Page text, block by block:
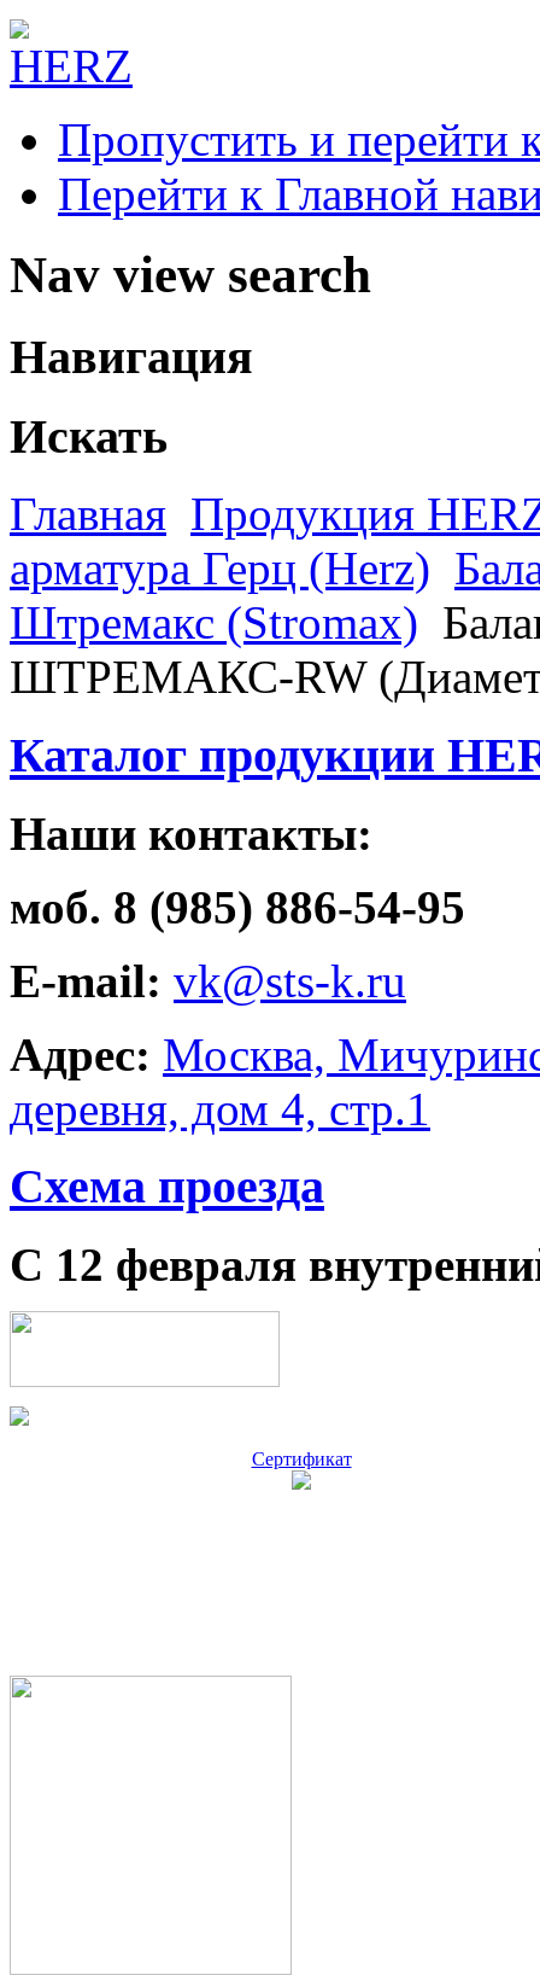
Пропустить и перейти
Перейти к Главной
Nav view search
Навигация
Искать
Главная Продукция
арматура Герц (Herz)
Штремакс (Stromax)
ШТРЕМАКС-RW
Каталог продукции
Наши контакты:
моб. 8 (985) 886-54-95
E-mail: vk@sts-k.ru
Адрес: Москва,
деревня, дом 4, стр.1
Схема проезда
С 12 февраля
Сертификат